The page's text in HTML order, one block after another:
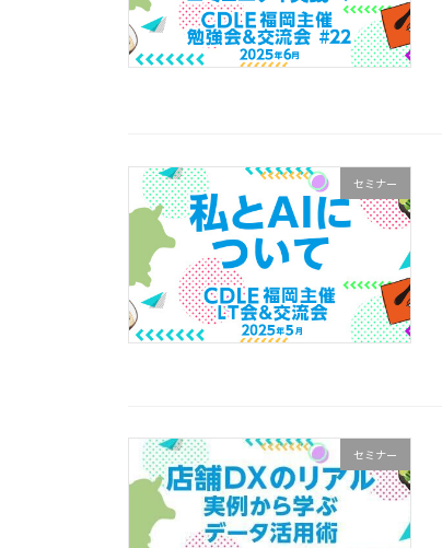
セミナー
セミナー